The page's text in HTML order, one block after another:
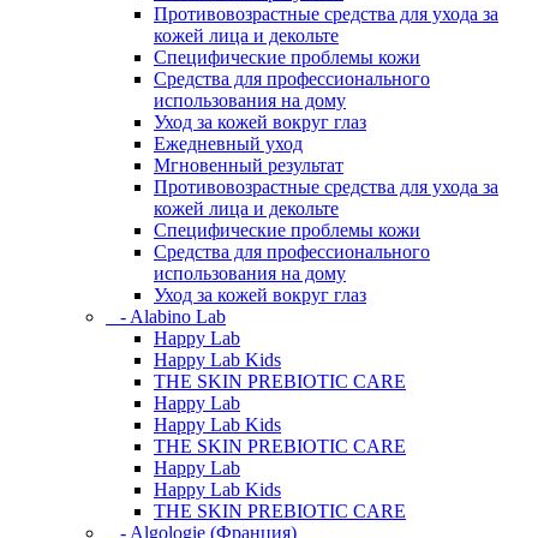
Противовозрастные средства для ухода за
кожей лица и декольте
Специфические проблемы кожи
Средства для профессионального
использования на дому
Уход за кожей вокруг глаз
Ежедневный уход
Мгновенный результат
Противовозрастные средства для ухода за
кожей лица и декольте
Специфические проблемы кожи
Средства для профессионального
использования на дому
Уход за кожей вокруг глаз
- Alabino Lab
Happy Lab
Happy Lab Kids
THE SKIN PREBIOTIC CARE
Happy Lab
Happy Lab Kids
THE SKIN PREBIOTIC CARE
Happy Lab
Happy Lab Kids
THE SKIN PREBIOTIC CARE
- Algologie (Франция)